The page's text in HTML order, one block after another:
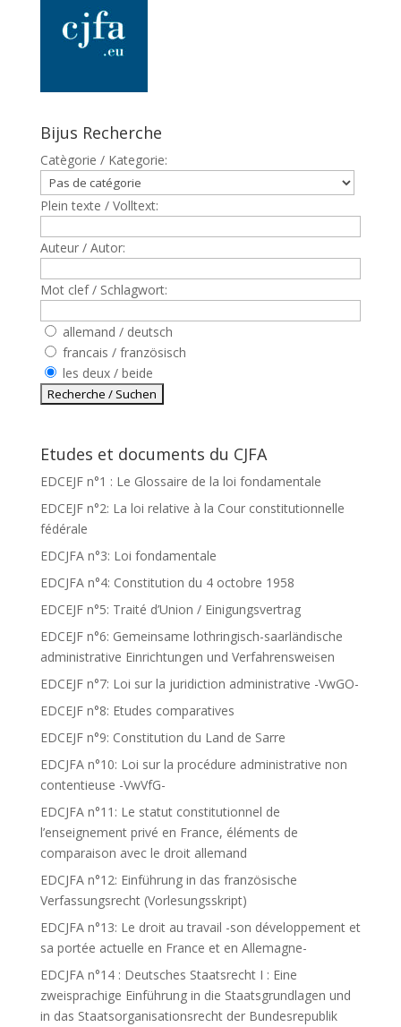
Bijus Recherche
Catègorie / Kategorie:
Plein texte / Volltext:
Auteur / Autor:
Mot clef / Schlagwort:
allemand / deutsch
francais / französisch
les deux / beide
Etudes et documents du CJFA
EDCEJF n°1 : Le Glossaire de la loi fondamentale
EDCEJF n°2: La loi relative à la Cour constitutionnelle
fédérale
EDCJFA n°3: Loi fondamentale
EDCJFA n°4: Constitution du 4 octobre 1958
EDCEJF n°5: Traité d’Union / Einigungsvertrag
EDCEJF n°6: Gemeinsame lothringisch-saarländische
administrative Einrichtungen und Verfahrensweisen
EDCEJF n°7: Loi sur la juridiction administrative -VwGO-
EDCEJF n°8: Etudes comparatives
EDCEJF n°9: Constitution du Land de Sarre
EDCJFA n°10: Loi sur la procédure administrative non
contentieuse -VwVfG-
EDCJFA n°11: Le statut constitutionnel de
l’enseignement privé en France, éléments de
comparaison avec le droit allemand
EDCJFA n°12: Einführung in das französische
Verfassungsrecht (Vorlesungsskript)
EDCJFA n°13: Le droit au travail -son développement et
sa portée actuelle en France et en Allemagne-
EDCJFA n°14 : Deutsches Staatsrecht I : Eine
zweisprachige Einführung in die Staatsgrundlagen und
in das Staatsorganisationsrecht der Bundesrepublik